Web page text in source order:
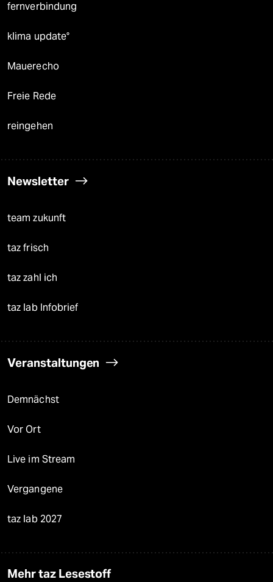
fernverbindung
klima update°
Mauerecho
Freie Rede
reingehen
Newsletter
team zukunft
taz frisch
taz zahl ich
taz lab Infobrief
Veranstaltungen
Demnächst
Vor Ort
Live im Stream
Vergangene
taz lab 2027
Mehr taz Lesestoff